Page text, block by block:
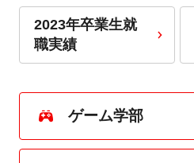
2023年卒業生就
職実績
ゲーム学部